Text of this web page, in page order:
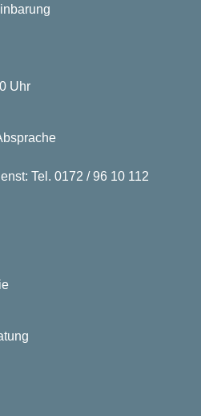
Uhr
Tel. 0172 / 96 10 112